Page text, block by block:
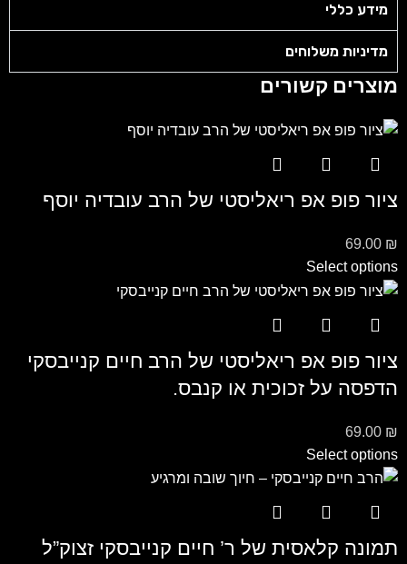
מידע כללי
מדיניות משלוחים
מוצרים קשורים
ציור פופ אפ ריאליסטי של הרב עובדיה יוסף
69.00 ₪
Select options
ציור פופ אפ ריאליסטי של הרב חיים קנייבסקי
הדפסה על זכוכית או קנבס.
69.00 ₪
Select options
תמונה קלאסית של ר’ חיים קנייבסקי זצוק”ל